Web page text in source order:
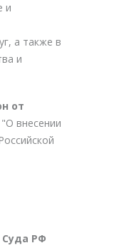
и
а также в
и
от
"О внесении
Суда РФ